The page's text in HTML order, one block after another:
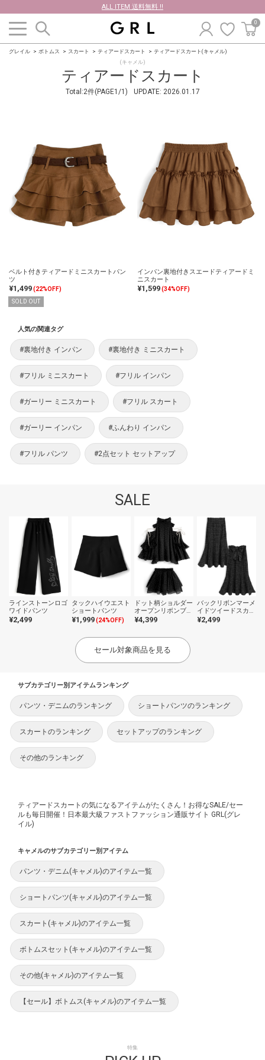
ALL ITEM 送料無料 !!
0
グレイル ボトムス スカート ティアードスカート ティアードスカート(キャメル)
ティアードスカート
(キャメル)
Total:2件(PAGE1/1) UPDATE: 2026.01.17
ベルト付きティアードミニスカートパン
ツ
¥1,499(22%OFF)
SOLD OUT
インパン裏地付きスエードティアードミ
ニスカート
¥1,599(34%OFF)
人気の関連タグ
#裏地付き インパン #裏地付き ミニスカート
#フリル ミニスカート #フリル インパン
#ガーリー ミニスカート #フリル スカート
#ガーリー インパン #ふんわり インパン
#フリル パンツ #2点セット セットアップ
SALE
ラインストーンロゴ
ワイドパンツ
¥2,499
タックハイウエスト
ショートパンツ
¥1,999(24%OFF)
ドット柄ショルダー
オープンリボンブラ
ウス×ティアードミ
¥4,399
バックリボンマーメ
イドツイードスカー
ト
¥2,499
セール対象商品を見る
サブカテゴリー別アイテムランキング
パンツ・デニムのランキング ショートパンツのランキング
スカートのランキング セットアップのランキング
その他のランキング
ティアードスカートの気になるアイテムがたくさん！お得なSALE/セー
ルも毎日開催！日本最大級ファストファッション通販サイト GRL(グレ
イル)
キャメルのサブカテゴリー別アイテム
パンツ・デニム(キャメル)のアイテム一覧
ショートパンツ(キャメル)のアイテム一覧
スカート(キャメル)のアイテム一覧
ボトムスセット(キャメル)のアイテム一覧
その他(キャメル)のアイテム一覧
【セール】ボトムス(キャメル)のアイテム一覧
特集